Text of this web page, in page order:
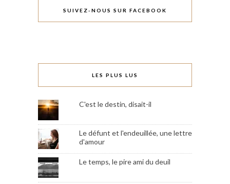
SUIVEZ-NOUS SUR FACEBOOK
LES PLUS LUS
C'est le destin, disait-il
Le défunt et l'endeuillée, une lettre
d'amour
Le temps, le pire ami du deuil